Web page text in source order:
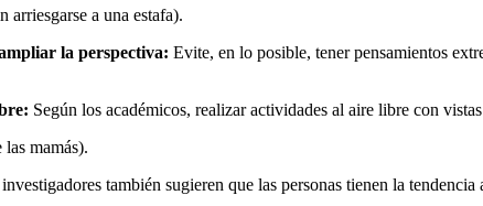
a una estafa).
la perspectiva: Evite, en lo posible, tener pensamientos
Según los académicos, realizar actividades al aire libre con
las mamás).
también sugieren que las personas tienen la